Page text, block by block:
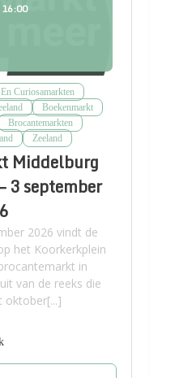
Curiosamarkten
Boekenmarkt
Brocantemarkten
Zeeland
Middelburg
3 september
2026 vindt de
het Koorkerkplein
in
van de reeks die